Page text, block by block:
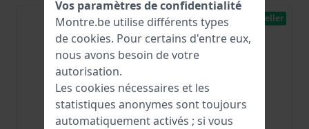
Best-seller
Vos paramètres de confidentialité
Montre.be utilise différents types
de cookies. Pour certains d'entre eux,
nous avons besoin de votre
autorisation.
Les cookies nécessaires et les
statistiques anonymes sont toujours
automatiquement activés ; si vous